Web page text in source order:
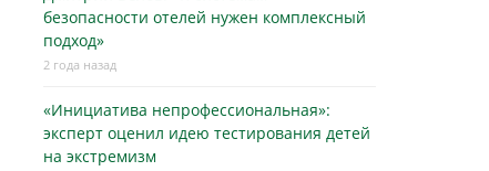
безопасности отелей нужен комплексный
подход»
2 года назад
«Инициатива непрофессиональная»:
эксперт оценил идею тестирования детей
на экстремизм